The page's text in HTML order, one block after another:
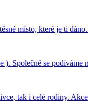
místo, které je ti
). Společně se
tak i celé rodiny.